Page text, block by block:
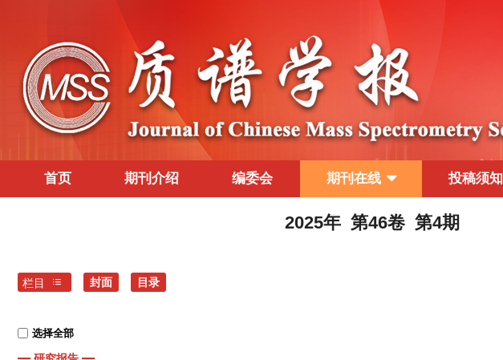
首页 期刊介绍 编委会 期刊在线 投稿须知
2025年 第46卷 第4期
栏目 封面 目录
选择全部